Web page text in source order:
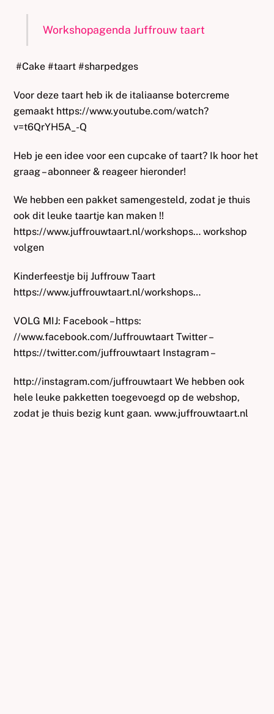
Workshopagenda Juffrouw taart
#Cake #taart #sharpedges
Voor deze taart heb ik de italiaanse botercreme
gemaakt https://www.youtube.com/watch?
v=t6QrYH5A_-Q
Heb je een idee voor een cupcake of taart? Ik hoor het
graag – abonneer & reageer hieronder!
We hebben een pakket samengesteld, zodat je thuis
ook dit leuke taartje kan maken !!
https://www.juffrouwtaart.nl/workshops… workshop
volgen
Kinderfeestje bij Juffrouw Taart
https://www.juffrouwtaart.nl/workshops…
VOLG MIJ: Facebook – https:
//www.facebook.com/Juffrouwtaart Twitter –
https://twitter.com/juffrouwtaart Instagram –
http://instagram.com/juffrouwtaart We hebben ook
hele leuke pakketten toegevoegd op de webshop,
zodat je thuis bezig kunt gaan. www.juffrouwtaart.nl